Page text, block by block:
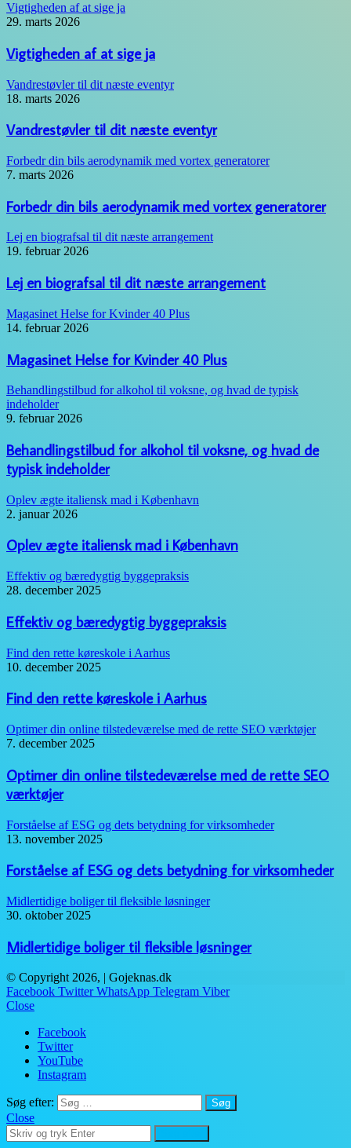
Vigtigheden af at sige ja
29. marts 2026
Vigtigheden af at sige ja
Vandrestøvler til dit næste eventyr
18. marts 2026
Vandrestøvler til dit næste eventyr
Forbedr din bils aerodynamik med vortex generatorer
7. marts 2026
Forbedr din bils aerodynamik med vortex generatorer
Lej en biografsal til dit næste arrangement
19. februar 2026
Lej en biografsal til dit næste arrangement
Magasinet Helse for Kvinder 40 Plus
14. februar 2026
Magasinet Helse for Kvinder 40 Plus
Behandlingstilbud for alkohol til voksne, og hvad de typisk
indeholder
9. februar 2026
Behandlingstilbud for alkohol til voksne, og hvad de
typisk indeholder
Oplev ægte italiensk mad i København
2. januar 2026
Oplev ægte italiensk mad i København
Effektiv og bæredygtig byggepraksis
28. december 2025
Effektiv og bæredygtig byggepraksis
Find den rette køreskole i Aarhus
10. december 2025
Find den rette køreskole i Aarhus
Optimer din online tilstedeværelse med de rette SEO værktøjer
7. december 2025
Optimer din online tilstedeværelse med de rette SEO
værktøjer
Forståelse af ESG og dets betydning for virksomheder
13. november 2025
Forståelse af ESG og dets betydning for virksomheder
Midlertidige boliger til fleksible løsninger
30. oktober 2025
Midlertidige boliger til fleksible løsninger
© Copyright 2026, | Gojeknas.dk
Facebook Twitter WhatsApp Telegram Viber
Close
Facebook
Twitter
YouTube
Instagram
Søg efter:
Close